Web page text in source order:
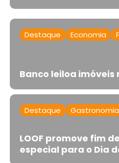
Destaque Economia
Banco leiloa imóveis
Destaque Gastronomia
LOOF promove fim
especial para o Dia